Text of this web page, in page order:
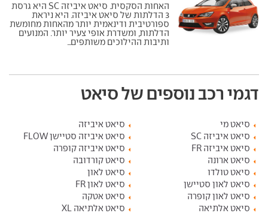
האחות הסקסית. סיאט איביזה SC היא גרסת
3 הדלתות של סיאט איביזה. היא ניראת
ספורטיבית ודינאמית יותר מהאחות מחומשת
הדלתות, ומשדרת אופי צעיר יותר. המנועים
ותיבות ההילוכים משותפים...
דגמי רכב נוספים של סיאט
סיאט מי
סיאט איביזה
סיאט איביזה SC
סיאט איביזה סטיישן FLOW
סיאט איביזה FR
סיאט איביזה קופרה
סיאט ארונה
סיאט קורדובה
סיאט טולדו
סיאט לאון
סיאט לאון סטיישן
סיאט לאון FR
סיאט לאון קופרה
סיאט אטקה
סיאט אלתיאה
סיאט אלתיאה XL